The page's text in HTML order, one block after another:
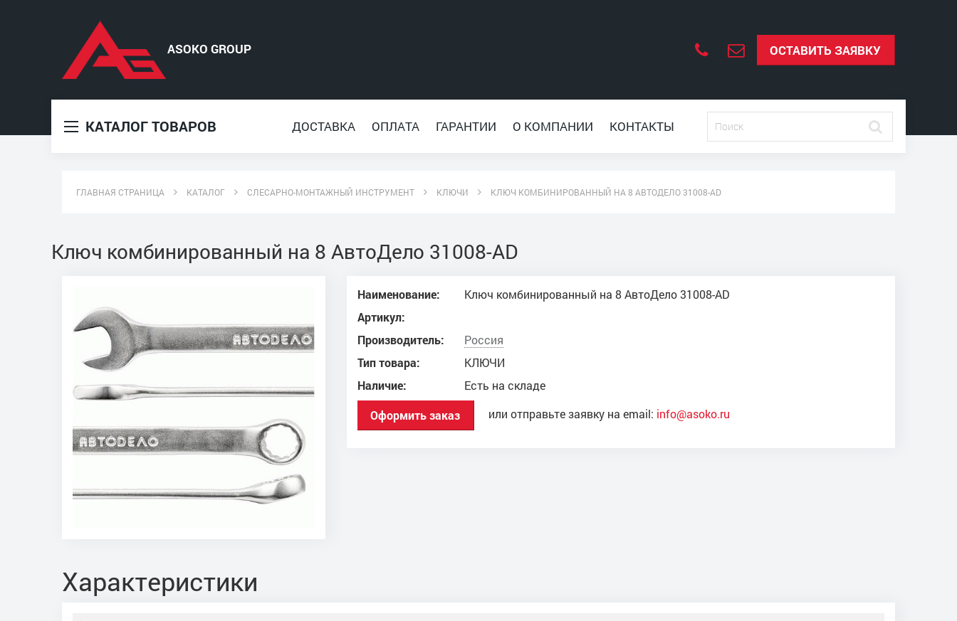
ОСТАВИТЬ ЗАЯВКУ
КАТАЛОГ ТОВАРОВ ДОСТАВКА ОПЛАТА ГАРАНТИИ О КОМПАНИИ КОНТАКТЫ
ГЛАВНАЯ СТРАНИЦА КАТАЛОГ СЛЕСАРНО-МОНТАЖНЫЙ ИНСТРУМЕНТ КЛЮЧИ КЛЮЧ КОМБИНИРОВАННЫЙ НА 8 АВТОДЕЛО 31008-AD
Ключ комбинированный на 8 АвтоДело 31008-AD
Наименование:
Ключ комбинированный на 8 АвтоДело 31008-AD
Артикул:
Производитель:
Россия
Тип товара:
КЛЮЧИ
Наличие:
Есть на складе
Оформить заказ или отправьте заявку на email: info@asoko.ru
Характеристики